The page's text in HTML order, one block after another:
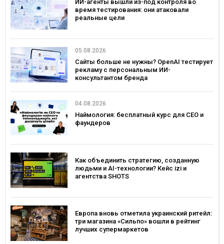
ИИ-агенты вышли из-под контроля во
время тестирования: они атаковали
реальные цели
05.08.2026
Сайты больше не нужны? OpenAI тестирует
рекламу с персональным ИИ-
консультантом бренда
04.08.2026
Наймология: бесплатный курс для CEO и
фаундеров
Как объединить стратегию, созданную
людьми и AI-технологии? Кейс izi и
агентства SHOTS
Европа вновь отметила украинский ритейл:
три магазина «Сильпо» вошли в рейтинг
лучших супермаркетов